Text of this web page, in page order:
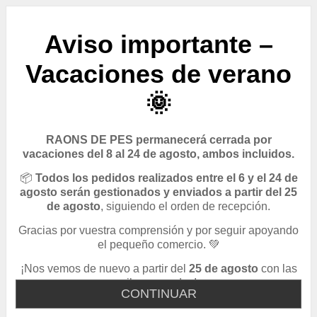
CONTINUAR
Aviso importante –
Vacaciones de verano
🌞
RAONS DE PES permanecerá cerrada por
vacaciones del 8 al 24 de agosto, ambos incluidos.
📦 Todos los pedidos realizados entre el 6 y el 24 de
agosto serán gestionados y enviados a partir del 25
de agosto, siguiendo el orden de recepción.
Gracias por vuestra comprensión y por seguir apoyando
el pequeño comercio. 💚
¡Nos vemos de nuevo a partir del 25 de agosto con las
pilas cargadas!